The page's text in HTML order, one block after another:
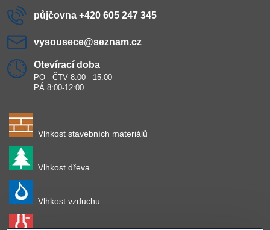
půjčovna +420 605 247 345
vysousece​@seznam​.cz
Otevírací doba
PO - ČTV 8:00 - 15:00
PÁ 8:00-12:00
Vlhkost stavebních materiálů
Vlhkost dřeva
Vlhkost vzduchu